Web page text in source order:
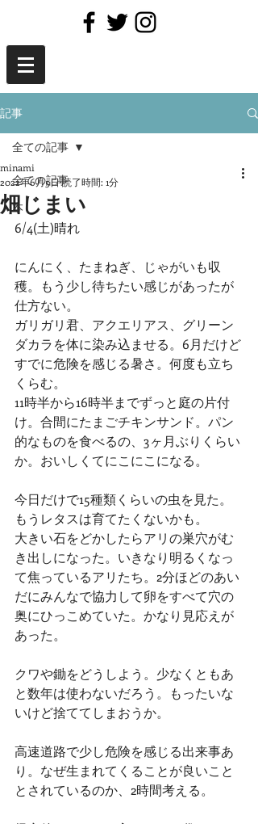
記事
全ての記事
本
全ての記事
畑じまい
minami
2022年6月5日読了時間: 1分
6/4(土)晴れ
にんにく、たまねぎ、じゃがいも収
穫。もう少し待ちたい感じがあったが
仕方ない。
ガリガリ君、アクエリアス、グリーン
ダカラを体に染み込ませる。6月だけど
すでに危険を感じる暑さ。何度も立ち
くらむ。
11時半から16時半までずっと庭の片付
け。合間にたまごチキンサンド。パン
的なものを食べるの、3ヶ月ぶりくらい
か。おいしくてにこにこになる。
今日だけで15種類くらいの虫を見た。
もうレタスは育てたくないかも。
大きい石をどかしたらアリの巣穴がむ
き出しになった。いきなり明るくなっ
て焦っているアリたち。2分ほどのあい
だにみんなで協力して卵をすべて穴の
奥にひっこめていた。かなり見応えが
あった。
クワや鋤をどうしよう。少なくともあ
と数年は使わないだろう。もったいな
いけど捨ててしまおうか。
高速道路で少し危険を感じる出来事あ
り。なぜ生まれてくることが良いこと
とされているのか、2時間考える。